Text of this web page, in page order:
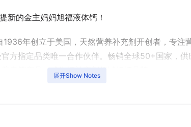
新的金主妈妈旭福液体钙！
年创立于美国，天然营养补充剂开创者，专注
方指定品类唯一合作伙伴。畅销全球50+国家，供
胶囊等产品，成为钙补充剂领域标杆品牌。​
展开Show Notes